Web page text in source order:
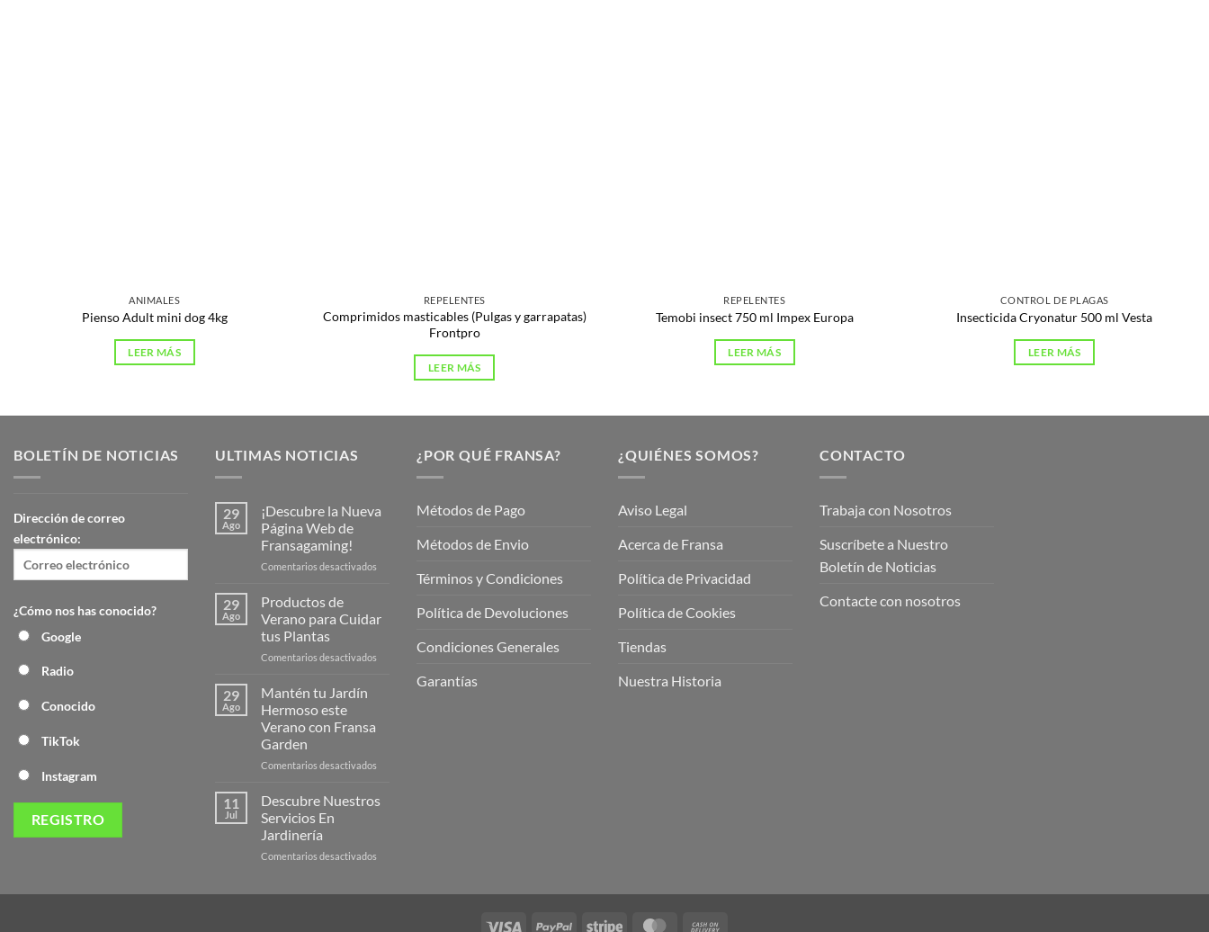
ANIMALES
Pienso Adult mini dog 4kg
LEER MÁS
REPELENTES
Comprimidos masticables (Pulgas y garrapatas)
Frontpro
LEER MÁS
REPELENTES
Temobi insect 750 ml Impex Europa
LEER MÁS
CONTROL DE PLAGAS
Insecticida Cryonatur 500 ml Vesta
LEER MÁS
BOLETÍN DE NOTICIAS
Dirección de correo
electrónico:
¿Cómo nos has conocido?
Google
Radio
Conocido
TikTok
Instagram
ULTIMAS NOTICIAS
29
Ago
¡Descubre la Nueva
Página Web de
Fransagaming!
Comentarios desactivados
Página
29
Ago
Productos de
Verano para Cuidar
tus Plantas
Comentarios desactivados
29
Ago
Mantén tu Jardín
Hermoso este
Verano con Fransa
Garden
Comentarios desactivados
Jardín
11
Jul
Descubre Nuestros
Servicios En
Jardinería
Comentarios desactivados
¿POR QUÉ FRANSA?
Métodos de Pago
Métodos de Envio
Términos y Condiciones
Política de Devoluciones
Condiciones Generales
Garantías
¿QUIÉNES SOMOS?
Aviso Legal
Acerca de Fransa
Política de Privacidad
Política de Cookies
Tiendas
Nuestra Historia
CONTACTO
Trabaja con Nosotros
Suscríbete a Nuestro
Boletín de Noticias
Contacte con nosotros
Visa PayPal Stripe MasterCard